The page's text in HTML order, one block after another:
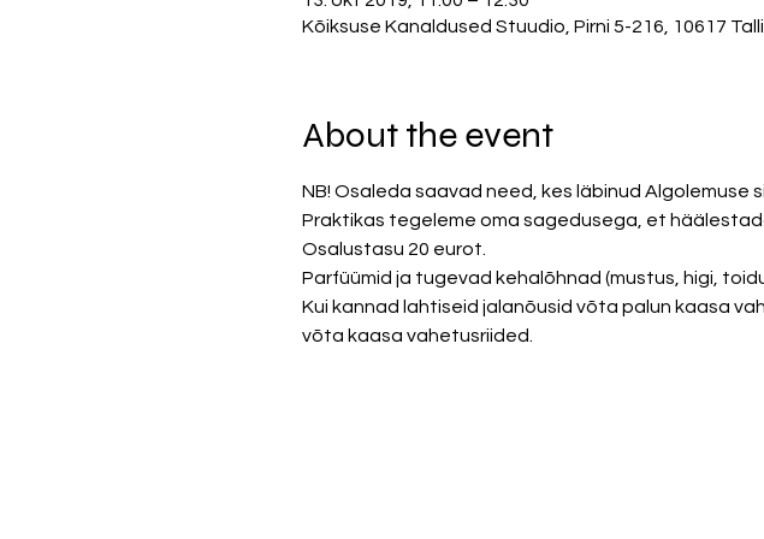
Kõiksuse Kanaldused Stuudio, Pirni 5-216, 10617
About the event
NB! Osaleda saavad need, kes läbinud Algolemuse
Praktikas tegeleme oma sagedusega, et
Osalustasu 20 eurot.
Parfüümid ja tugevad kehalõhnad (mustus, higi,
Kui kannad lahtiseid jalanõusid võta palun kaasa
võta kaasa vahetusriided.